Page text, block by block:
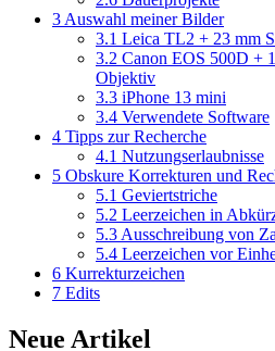
3 Auswahl meiner Bilder
3.1 Leica TL2 + 23 mm
3.2 Canon EOS 500D +
Objektiv
3.3 iPhone 13 mini
3.4 Verwendete Software
4 Tipps zur Recherche
4.1 Nutzungserlaubnisse
5 Obskure Korrekturen und
5.1 Geviertstriche
5.2 Leerzeichen in
5.3 Ausschreibung von
5.4 Leerzeichen vor
6 Kurrekturzeichen
7 Edits
Neue Artikel